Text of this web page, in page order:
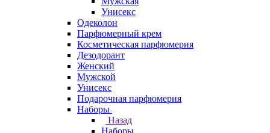
Унисекс
Одеколон
Парфюмерный крем
Косметическая парфюмерия
Дезодорант
Женский
Мужской
Унисекс
Подарочная парфюмерия
Наборы
Назад
Наборы